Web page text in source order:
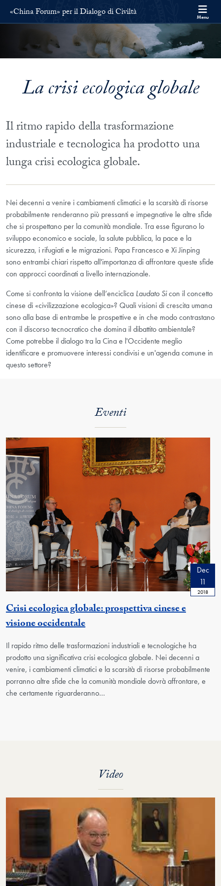
Skip to «China Forum» per il Dialogo di Civiltà Full Site Menu
«China Forum» per il Dialogo di Civiltà Menu
La crisi ecologica globale
Il ritmo rapido della trasformazione
industriale e tecnologica ha prodotto una
lunga crisi ecologica globale.
Nei decenni a venire i cambiamenti climatici e la scarsità di risorse
probabilmente renderanno più pressanti e impegnative le altre sfide
che si prospettano per la comunità mondiale. Tra esse figurano lo
sviluppo economico e sociale, la salute pubblica, la pace e la
sicurezza, i rifugiati e le migrazioni. Papa Francesco e Xi Jinping
sono entrambi chiari rispetto all'importanza di affrontare queste sfide
con approcci coordinati a livello internazionale.
Come si confronta la visione dell’enciclica Laudato Sicon il concetto
cinese di «civilizzazione ecologica»? Quali visioni di crescita umana
sono alla base di entrambe le prospettive e in che modo contrastano
con il discorso tecnocratico che domina il dibattito ambientale?
Come potrebbe il dialogo tra la Cina e l'Occidente meglio
identificare e promuovere interessi condivisi e un'agenda comune in
questo settore?
Eventi
Dec
11
2018
Crisi ecologica globale: prospettiva cinese e
visione occidentale
Il rapido ritmo delle trasformazioni industriali e tecnologiche ha
prodotto una significativa crisi ecologica globale. Nei decenni a
venire, i cambiamenti climatici e la scarsità di risorse probabilmente
porranno altre sfide che la comunità mondiale dovrà affrontare, e
che certamente riguarderanno…
Video